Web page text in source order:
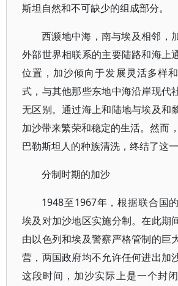
斯坦自然和不可缺少的组成部分。
西濒地中海，南与埃及相邻，
外部世界相联系的主要陆路和海上
位置，加沙倾向于发展灵活多样
式，与其他那些东地中海沿岸现代
无区别。通过海上和陆地与埃及和
加沙带来繁荣和稳定的生活。然而
巴勒斯坦人的种族清洗，终结了这一
分制时期的加沙
1948至1967年，根据联合国
埃及对加沙地区实施分制。在此期
由以色列和埃及警察严格管制的巨
营，两国政府均不允许任何进出加
这段时间，加沙实际上是一个封闭